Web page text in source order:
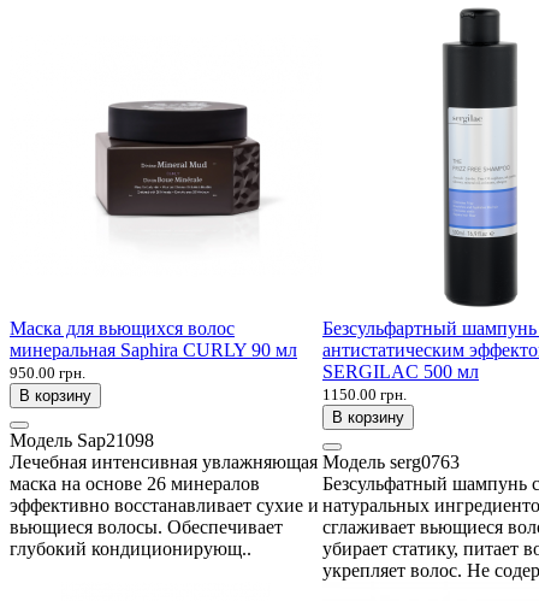
Маска для вьющихся волос
минеральная Saphira CURLY 90 мл
950.00 грн.
В корзину
Модель Sap21098
Лечебная интенсивная увлажняющая
маска на основе 26 минералов
эффективно восстанавливает сухие и
вьющиеся волосы. Обеспечивает
глубокий кондиционирующ..
Безсульфартный шампунь
антистатическим
SERGILAC 500 мл
1150.00 грн.
В корзину
Модель serg0763
Безсульфатный шампунь
натуральных
сглаживает вьющиеся
убирает статику, питает
укрепляет волос. Не